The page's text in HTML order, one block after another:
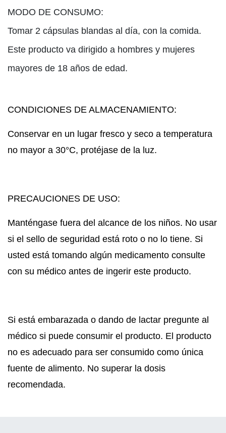
MODO DE CONSUMO:
Tomar 2 cápsulas blandas al día, con la comida.
Este producto va dirigido a hombres y mujeres
mayores de 18 años de edad.
CONDICIONES DE ALMACENAMIENTO:
Conservar en un lugar fresco y seco a temperatura
no mayor a 30°C, protéjase de la luz.
PRECAUCIONES DE USO:
Manténgase fuera del alcance de los niños. No usar
si el sello de seguridad está roto o no lo tiene. Si
usted está tomando algún medicamento consulte
con su médico antes de ingerir este producto.
Si está embarazada o dando de lactar pregunte al
médico si puede consumir el producto. El producto
no es adecuado para ser consumido como única
fuente de alimento. No superar la dosis
recomendada.